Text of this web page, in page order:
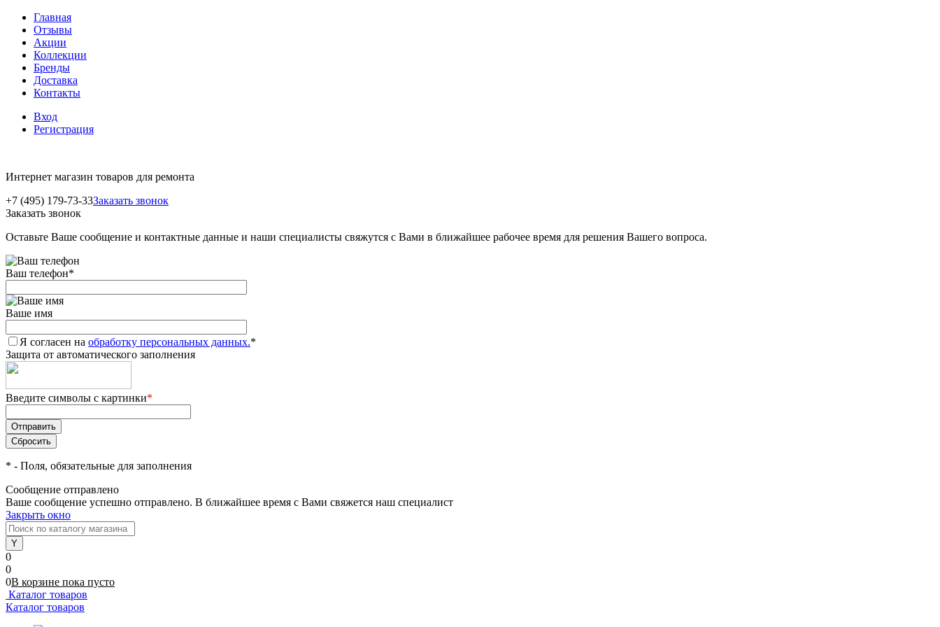
Главная
Отзывы
Акции
Коллекции
Бренды
Доставка
Контакты
Вход
Регистрация
Интернет магазин товаров для ремонта
+7 (495) 179-73-33Заказать звонок
Заказать звонок
Оставьте Ваше сообщение и контактные данные и наши специалисты свяжутся с Вами в ближайшее рабочее время для решения Вашего вопроса.
Ваш телефон*
Ваше имя
Я согласен на обработку персональных данных.*
Защита от автоматического заполнения
Введите символы с картинки*
* - Поля, обязательные для заполнения
Сообщение отправлено
Ваше сообщение успешно отправлено. В ближайшее время с Вами свяжется наш специалист
Закрыть окно
0
0
0В корзине пока пусто
Каталог товаров
Каталог товаров